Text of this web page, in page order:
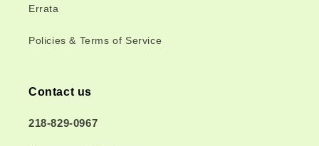
Errata
Policies & Terms of Service
Contact us
218-829-0967